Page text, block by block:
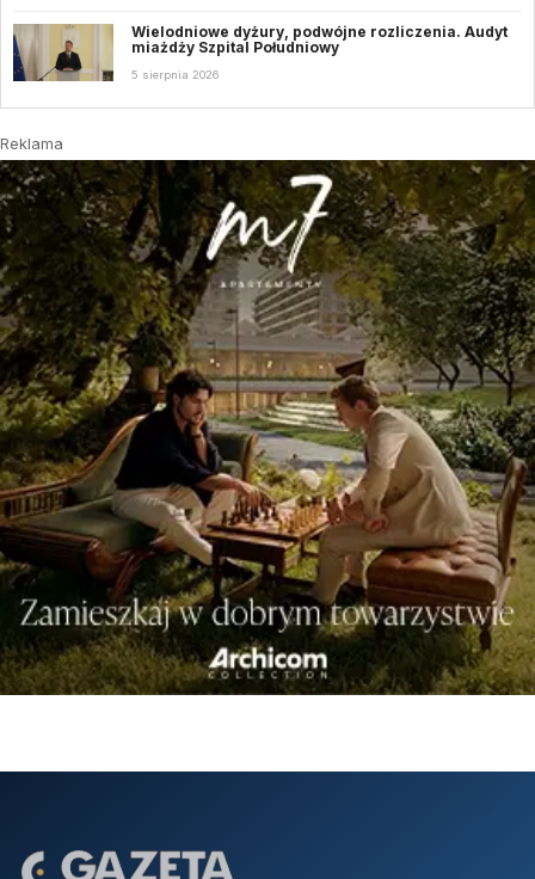
Wielodniowe dyżury, podwójne rozliczenia. Audyt
miażdży Szpital Południowy
5 sierpnia 2026
Reklama